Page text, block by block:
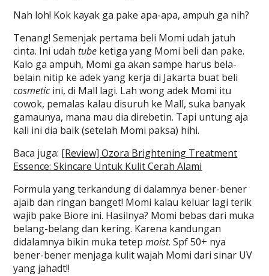
Nah loh! Kok kayak ga pake apa-apa, ampuh ga nih?
Tenang! Semenjak pertama beli Momi udah jatuh
cinta. Ini udahtube ketiga yang Momi beli dan pake.
Kalo ga ampuh, Momi ga akan sampe harus bela-
belain nitip ke adek yang kerja di Jakarta buat beli
cosmeticini, di Mall lagi. Lah wong adek Momi itu
cowok, pemalas kalau disuruh ke Mall, suka banyak
gamaunya, mana mau dia direbetin. Tapi untung aja
kali ini dia baik (setelah Momi paksa) hihi.
Baca juga: [Review] Ozora Brightening Treatment
Essence: Skincare Untuk Kulit Cerah Alami
Formula yang terkandung di dalamnya bener-bener
ajaib dan ringan banget! Momi kalau keluar lagi terik
wajib pake Biore ini. Hasilnya? Momi bebas dari muka
belang-belang dan kering. Karena kandungan
didalamnya bikin muka tetepmoist. Spf 50+ nya
bener-bener menjaga kulit wajah Momi dari sinar UV
yang jahadt!!